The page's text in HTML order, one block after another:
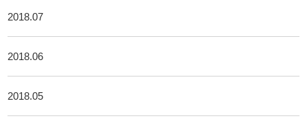
2018.07
2018.06
2018.05